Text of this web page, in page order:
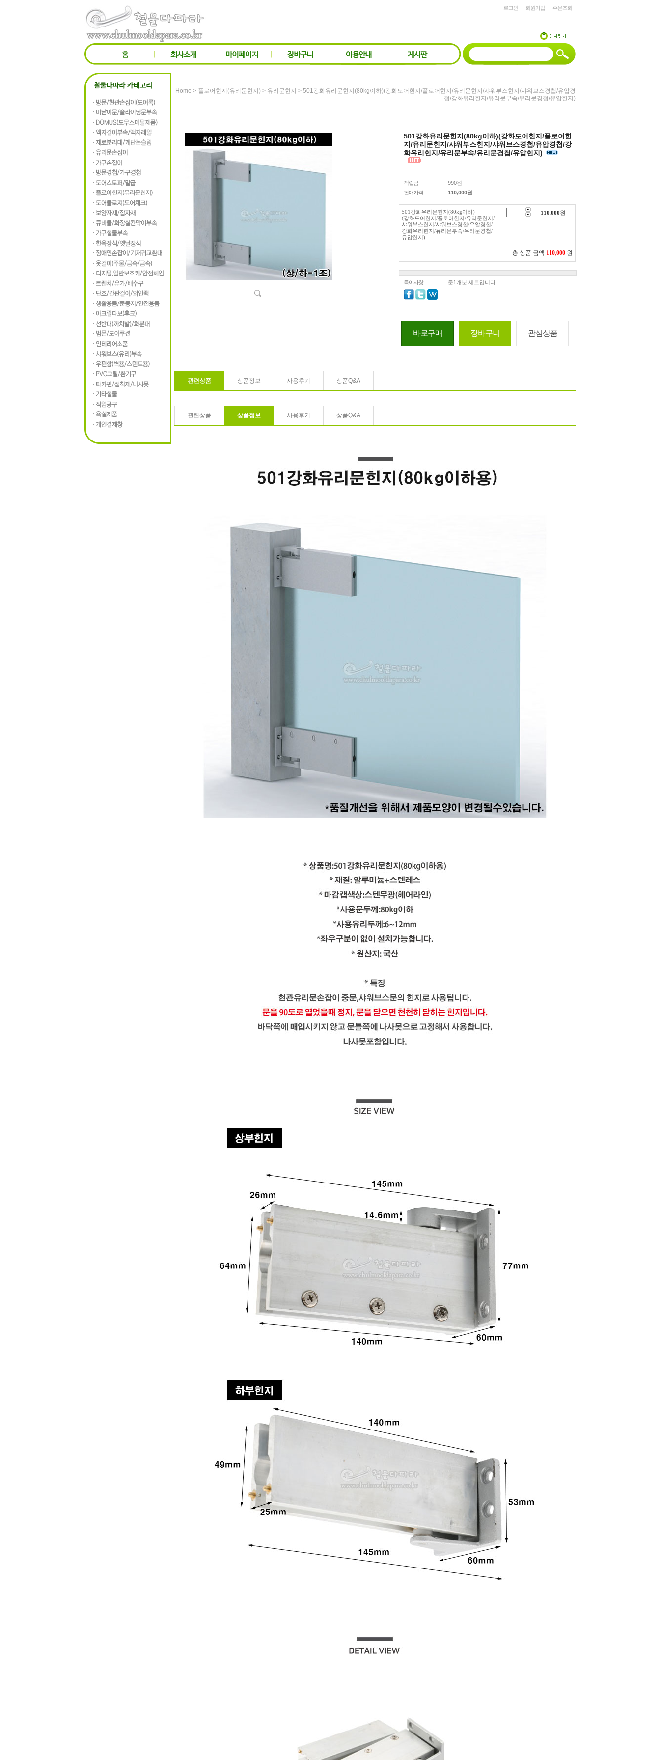
로그인 회원가입 주문조회
Home > 플로어힌지(유리문힌지) > 유리문힌지 > 501강화유리문힌지(80kg이하)(강화도어힌지/플로어힌지/유리문힌지/샤워부스힌지/샤워브스경첩/유압경
첩/강화유리힌지/유리문부속/유리문경첩/유압힌지)
501강화유리문힌지(80kg이하)(강화도어힌지/플로어힌
지/유리문힌지/샤워부스힌지/샤워브스경첩/유압경첩/강
화유리힌지/유리문부속/유리문경첩/유압힌지)
적립금
990원
판매가격
110,000원
501강화유리문힌지(80kg이하)
(강화도어힌지/플로어힌지/유리문힌지/
샤워부스힌지/샤워브스경첩/유압경첩/
강화유리힌지/유리문부속/유리문경첩/
유압힌지)
110,000원
총 상품 금액 110,000 원
특이사항 문1개분 세트입니다.
바로구매 장바구니 관심상품
관련상품 상품정보 사용후기 상품Q&A
관련상품 상품정보 사용후기 상품Q&A